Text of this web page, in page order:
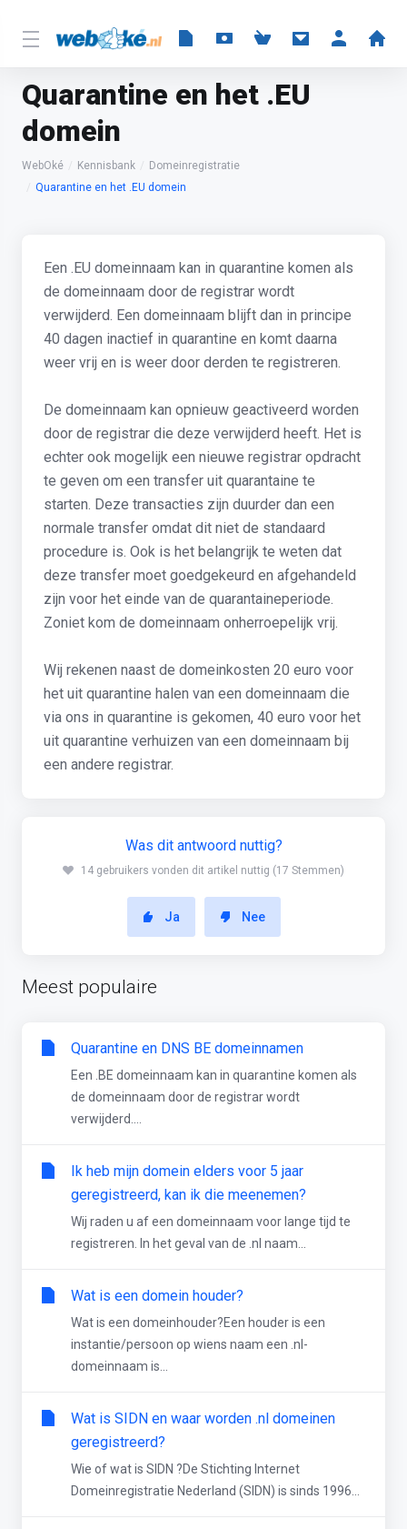
Quarantine en het .EU
domein
WebOké Kennisbank
Domeinregistratie
Quarantine en het .EU domein
Een .EU domeinnaam kan in quarantine komen als
de domeinnaam door de registrar wordt
verwijderd. Een domeinnaam blijft dan in principe
40 dagen inactief in quarantine en komt daarna
weer vrij en is weer door derden te registreren.
De domeinnaam kan opnieuw geactiveerd worden
door de registrar die deze verwijderd heeft. Het is
echter ook mogelijk een nieuwe registrar opdracht
te geven om een transfer uit quarantaine te
starten. Deze transacties zijn duurder dan een
normale transfer omdat dit niet de standaard
procedure is. Ook is het belangrijk te weten dat
deze transfer moet goedgekeurd en afgehandeld
zijn voor het einde van de quarantaineperiode.
Zoniet kom de domeinnaam onherroepelijk vrij.
Wij rekenen naast de domeinkosten 20 euro voor
het uit quarantine halen van een domeinnaam die
via ons in quarantine is gekomen, 40 euro voor het
uit quarantine verhuizen van een domeinnaam bij
een andere registrar.
Was dit antwoord nuttig?
14 gebruikers vonden dit artikel nuttig (17 Stemmen)
Ja Nee
Meest populaire
Quarantine en DNS BE domeinnamen
Een .BE domeinnaam kan in quarantine komen als
de domeinnaam door de registrar wordt
verwijderd....
Ik heb mijn domein elders voor 5 jaar
geregistreerd, kan ik die meenemen?
Wij raden u af een domeinnaam voor lange tijd te
registreren. In het geval van de .nl naam...
Wat is een domein houder?
Wat is een domeinhouder?Een houder is een
instantie/persoon op wiens naam een .nl-
domeinnaam is...
Wat is SIDN en waar worden .nl domeinen
geregistreerd?
Wie of wat is SIDN ?De Stichting Internet
Domeinregistratie Nederland (SIDN) is sinds 1996...